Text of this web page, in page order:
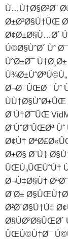
Ù…Ù†Ø§Ø³Ø¨
Ø±Ø³Ø§Ù†ÛŒ
Ø¢Ø±Ø§Ù…Ø´
Ú©Ø§ÙˆØ´ Ùˆ
ÙˆØ±Ø¯
Ø¬Ø¯ÛŒØ¯ Ùˆ
Ø¨Ù†Ø¯ÛŒ
Ø¨ÙˆØ¨ÛŒØª
Ø¢Ù†
Ø±Ø§ Ø¨Ù‡
ÛŒÙ„ÛŒÙˆÙ†
Ø¬Ù‡Ø§Ù†
Ø¨Ø±
Ø²Ø¨Ø§Ù†Ù‡
ÛŒ‌Ú©Ù†Ø¯